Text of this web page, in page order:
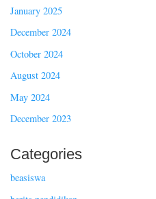
January 2025
December 2024
October 2024
August 2024
May 2024
December 2023
Categories
beasiswa